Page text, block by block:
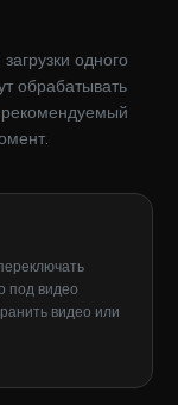
одного
обрабатывать
под видео
видео или